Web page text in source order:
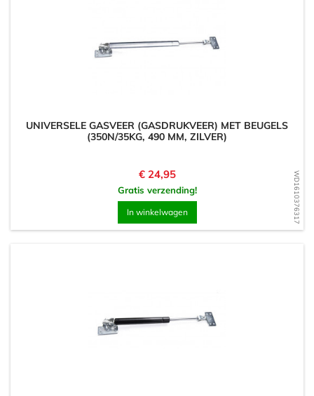
WD1610376317
UNIVERSELE GASVEER (GASDRUKVEER) MET BEUGELS
(350N/35KG, 490 MM, ZILVER)
Prijs
€ 24,95
Gratis verzending!
In winkelwagen